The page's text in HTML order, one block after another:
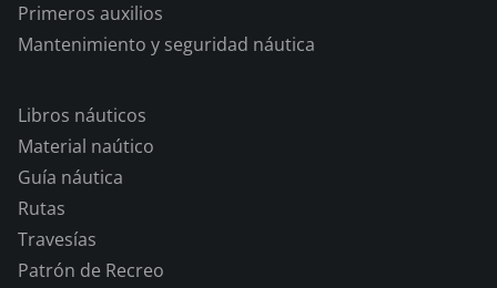
Primeros auxilios
Mantenimiento y seguridad náutica
Libros náuticos
Material naútico
Guía náutica
Rutas
Travesías
Patrón de Recreo